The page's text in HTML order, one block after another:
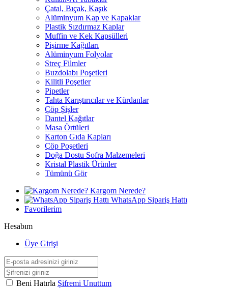
Çatal, Bıçak, Kaşık
Alüminyum Kap ve Kapaklar
Plastik Sızdırmaz Kaplar
Muffin ve Kek Kapsülleri
Pişirme Kağıtları
Alüminyum Folyolar
Streç Filmler
Buzdolabı Poşetleri
Kilitli Poşetler
Pipetler
Tahta Karıştırıcılar ve Kürdanlar
Çöp Şişler
Dantel Kağıtlar
Masa Örtüleri
Karton Gıda Kapları
Çöp Poşetleri
Doğa Dostu Sofra Malzemeleri
Kristal Plastik Ürünler
Tümünü Gör
Kargom Nerede?
WhatsApp Sipariş Hattı
Favorilerim
Hesabım
Üye Girişi
Beni Hatırla Şifremi Unuttum